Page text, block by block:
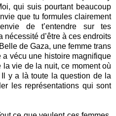
qui suis pourtant beaucoup
que tu formules clairement
de t’entendre sur tes
nécessité d’être à ces endroits
de Gaza, une femme trans
a vécu une histoire magnifique
vie de la nuit, ce moment où
y a là toute la question de la
les représentations qui sont